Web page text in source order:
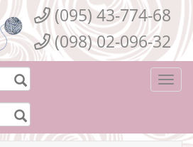
(095) 43-774-68
(098) 02-096-32